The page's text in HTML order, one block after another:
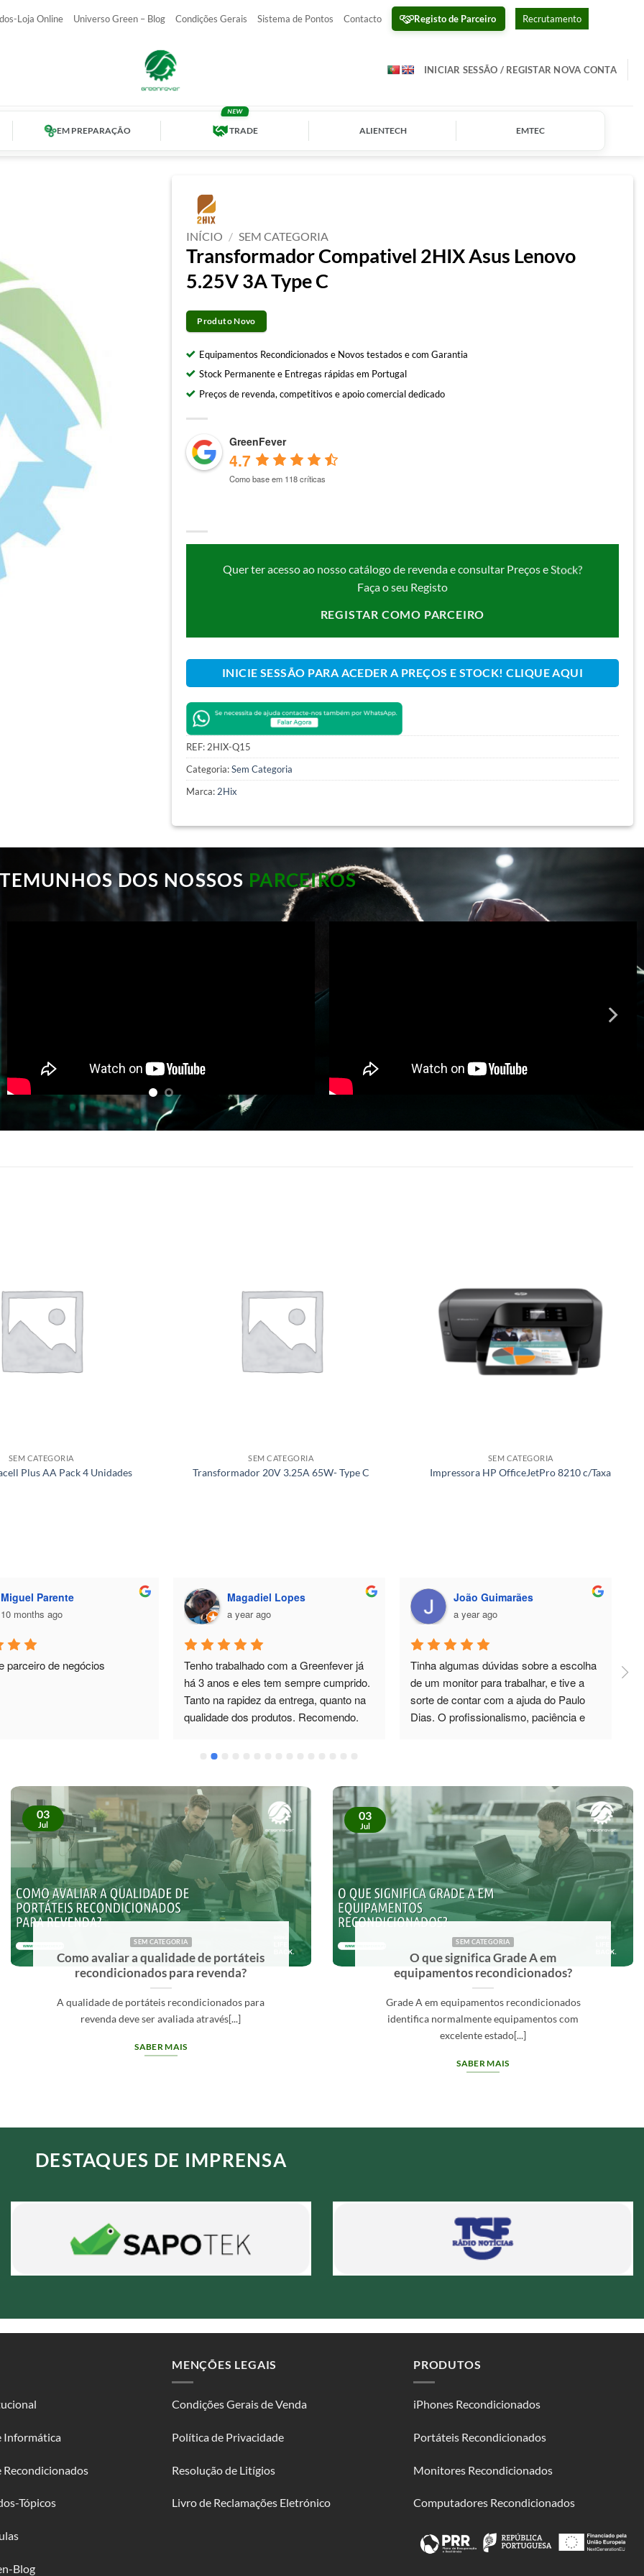
Loja Online Universo Green – Blog Condições Gerais Sistema de Pontos Contacto Registo de Parceiro Recrutamento
INICIAR SESSÃO / REGISTAR NOVA CONTA
EM PREPARAÇÃO TRADE ALIENTECH EMTEC
INÍCIO / SEM CATEGORIA
Transformador Compativel 2HIX Asus Lenovo
5.25V 3A Type C
Produto Novo
Equipamentos Recondicionados e Novos testados e com Garantia
Stock Permanente e Entregas rápidas em Portugal
Preços de revenda, competitivos e apoio comercial dedicado
GreenFever
4.7
Como base em 118 críticas
Quer ter acesso ao nosso catálogo de revenda e consultar Preços e Stock?
Faça o seu Registo
REGISTAR COMO PARCEIRO
INICIE SESSÃO PARA ACEDER A PREÇOS E STOCK! CLIQUE AQUI
REF:2HIX-Q15
Categoria:Sem Categoria
Marca:2Hix
DOS NOSSOS PARCEIROS
SEM CATEGORIA
Plus AA Pack 4 Unidades
SEM CATEGORIA
Transformador 20V 3.25A 65W- Type C
SEM CATEGORIA
Impressora HP OfficeJetPro 8210 c/Taxa
Miguel Parente
10 months ago
parceiro de negócios
Magadiel Lopes
a year ago
Tenho trabalhado com a Greenfever já
há 3 anos e eles tem sempre cumprido.
Tanto na rapidez da entrega, quanto na
qualidade dos produtos. Recomendo.
João Guimarães
a year ago
Tinha algumas dúvidas sobre a escolha
de um monitor para trabalhar, e tive a
sorte de contar com a ajuda do Paulo
Dias. O profissionalismo, paciência e
monitor de excelente qualidade, que
superou as minhas expectativas. No
futuro, sei exatamente a quem recorrer.
Recomendo vivamente!
22/07/2026
Localização: Covelas, Trofa — distrito do Porto
Regime: Presencial, a tempo[...]
SABER MAIS
SEM CATEGORIA
Como comprar material informático para
revenda com mais segurança?
Comprar material informático para revenda com
segurança exige avaliar o fornecedor,[...]
SABER MAIS
03
Jul
DESTAQUES DE IMPRENSA
Informática
Recondicionados
Tópicos
Blog
MENÇÕES LEGAIS
Condições Gerais de Venda
Política de Privacidade
Resolução de Litígios
Livro de Reclamações Eletrónico
PRODUTOS
iPhones Recondicionados
Portáteis Recondicionados
Monitores Recondicionados
Computadores Recondicionados